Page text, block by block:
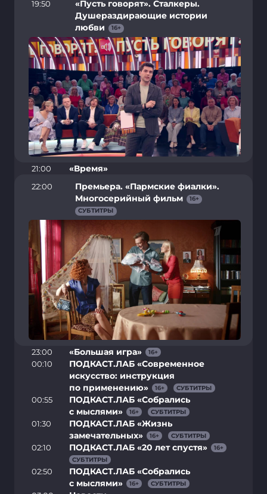
19:50
«Пусть говорят». Сталкеры.
Душераздирающие истории
любви
16+
21:00 «Время»
22:00
Премьера. «Пармские фиалки».
Многосерийный фильм
16+
СУБТИТРЫ
23:00 «Большая игра» 16+
00:10
ПОДКАСТ.ЛАБ «Современное
искусство: инструкция
по применению»
16+ СУБТИТРЫ
00:55
ПОДКАСТ.ЛАБ «Собрались
с мыслями»
16+ СУБТИТРЫ
01:30
ПОДКАСТ.ЛАБ «Жизнь
замечательных»
16+ СУБТИТРЫ
02:10 ПОДКАСТ.ЛАБ «20 лет спустя» 16+
СУБТИТРЫ
02:50
ПОДКАСТ.ЛАБ «Собрались
с мыслями»
16+ СУБТИТРЫ